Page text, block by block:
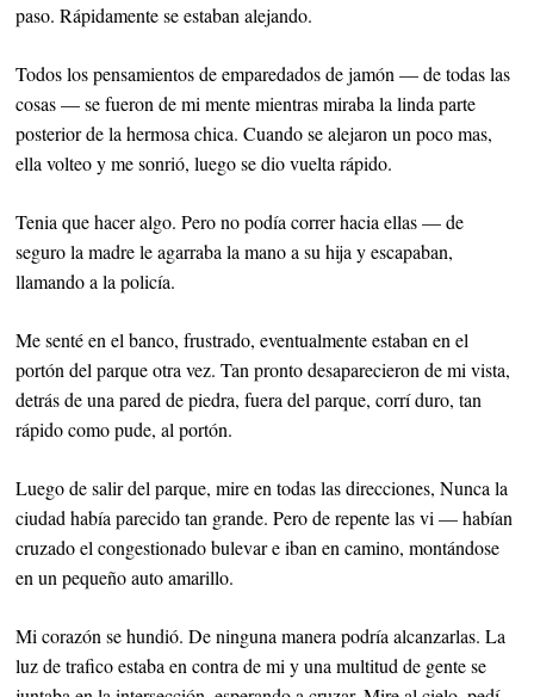
paso. Rápidamente se estaban alejando.
Todos los pensamientos de emparedados de jamón — de todas las
cosas — se fueron de mi mente mientras miraba la linda parte
posterior de la hermosa chica. Cuando se alejaron un poco mas,
ella volteo y me sonrió, luego se dio vuelta rápido.
Tenia que hacer algo. Pero no podía correr hacia ellas — de
seguro la madre le agarraba la mano a su hija y escapaban,
llamando a la policía.
Me senté en el banco, frustrado, eventualmente estaban en el
portón del parque otra vez. Tan pronto desaparecieron de mi vista,
detrás de una pared de piedra, fuera del parque, corrí duro, tan
rápido como pude, al portón.
Luego de salir del parque, mire en todas las direcciones, Nunca la
ciudad había parecido tan grande. Pero de repente las vi — habían
cruzado el congestionado bulevar e iban en camino, montándose
en un pequeño auto amarillo.
Mi corazón se hundió. De ninguna manera podría alcanzarlas. La
luz de trafico estaba en contra de mi y una multitud de gente se